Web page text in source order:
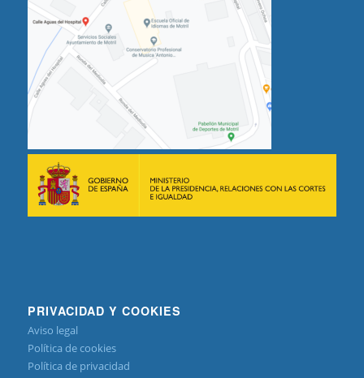
PRIVACIDAD Y COOKIES
Aviso legal
Política de cookies
Política de privacidad